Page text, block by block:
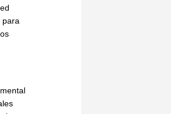
para